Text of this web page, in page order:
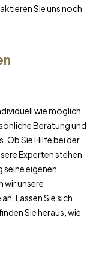
Sie uns noch
wie möglich
Beratung und
Ob Sie Hilfe bei der
Experten stehen
seine eigenen
wir unsere
Lassen Sie sich
Sie heraus, wie